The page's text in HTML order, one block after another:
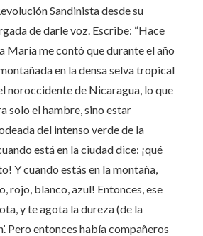
Sandinista desde su
de darle voz. Escribe: “Hace
María me contó que durante el año
en la densa selva tropical
noroccidente de Nicaragua, lo que
solo el hambre, sino estar
del intenso verde de la
está en la ciudad dice: ¡qué
Y cuando estás en la montaña,
rojo, blanco, azul! Entonces, ese
y te agota la dureza (de la
Pero entonces había compañeros